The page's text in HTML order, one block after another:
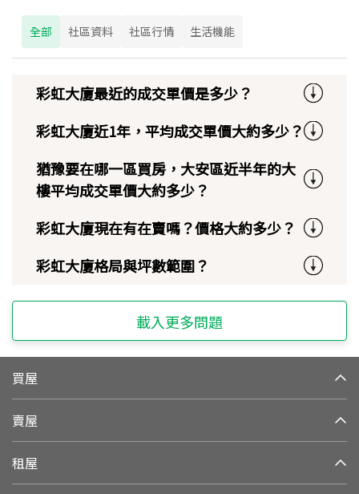
全部 社區資料 社區行情 生活機能
彩虹大廈最近的成交單價是多少？
彩虹大廈近1年，平均成交單價大約多少？
猶豫要在哪一區買房，大安區近半年的大
樓平均成交單價大約多少？
彩虹大廈現在有在賣嗎？價格大約多少？
彩虹大廈格局與坪數範圍？
載入更多問題
買屋
賣屋
租屋